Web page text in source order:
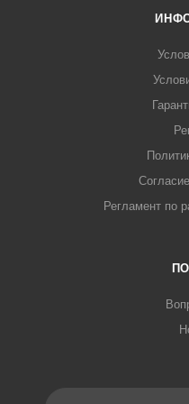
Регламент по